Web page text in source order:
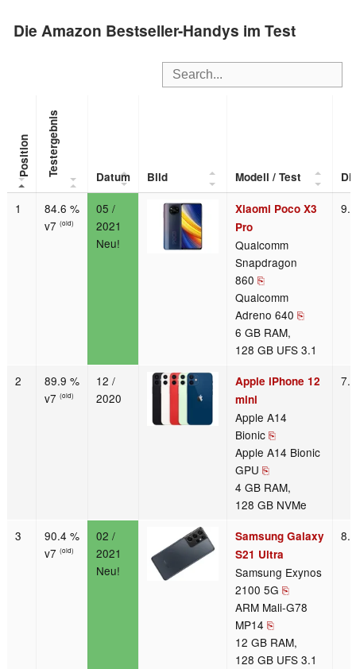
Die Amazon Bestseller-Handys im Test
Position Testergebnis Datum Bild Modell / Test
1
84.6 %
v7 (old)
05 /
2021
Neu!
Xiaomi Poco X3
Pro
Qualcomm
Snapdragon
860 ⎘
Qualcomm
Adreno 640 ⎘
6 GB RAM,
128 GB UFS 3.1
2
89.9 %
v7 (old)
12 /
2020
Apple iPhone 12
mini
Apple A14
Bionic ⎘
Apple A14 Bionic
GPU ⎘
4 GB RAM,
128 GB NVMe
3
90.4 %
v7 (old)
02 /
2021
Neu!
Samsung Galaxy
S21 Ultra
Samsung Exynos
2100 5G ⎘
ARM Mali-G78
MP14 ⎘
12 GB RAM,
128 GB UFS 3.1